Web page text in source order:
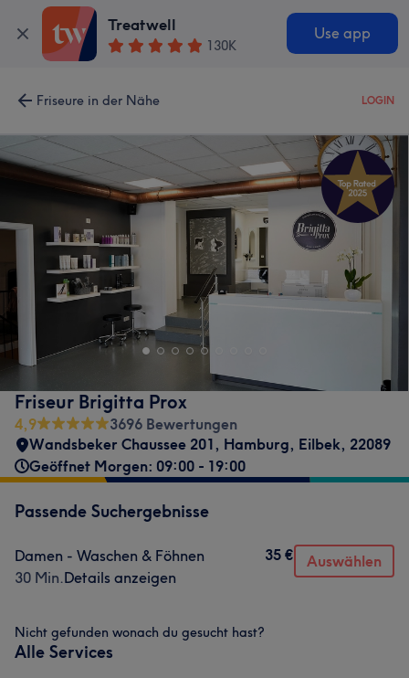
Treatwell
130K
Use app
Friseure in der Nähe LOGIN
Friseur Brigitta Prox
4,9
3696 Bewertungen
Wandsbeker Chaussee 201, Hamburg, Eilbek, 22089
Geöffnet Morgen: 09:00 - 19:00
Passende Suchergebnisse
Damen - Waschen & Föhnen
30 Min.Details anzeigen
35 € Auswählen
Nicht gefunden wonach du gesucht hast?
Alle Services